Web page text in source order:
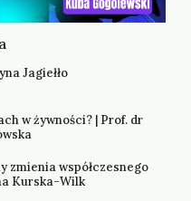
Jagiełło
w żywności? | Prof. dr
zmienia współczesnego
Kurska-Wilk